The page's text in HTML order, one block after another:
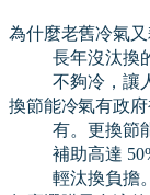
為什麼老舊冷氣
長年沒汰換
不夠冷，讓
換節能冷氣有政府
有。更換節
補助高達
輕汰換負擔。